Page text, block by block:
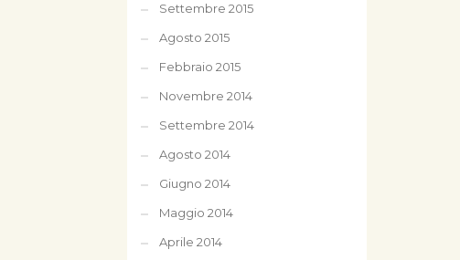
Settembre 2015
Agosto 2015
Febbraio 2015
Novembre 2014
Settembre 2014
Agosto 2014
Giugno 2014
Maggio 2014
Aprile 2014